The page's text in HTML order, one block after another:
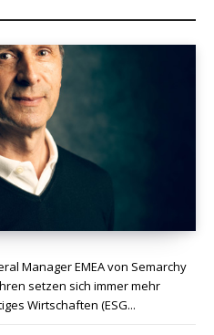
Manager EMEA von Semarchy
setzen sich immer mehr
Wirtschaften (ESG...